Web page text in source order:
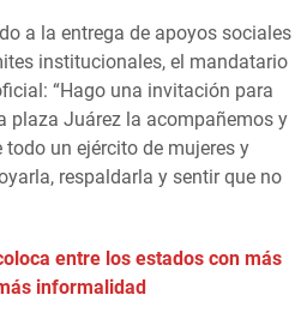
a la entrega de apoyos sociales
institucionales, el mandatario
“Hago una invitación para
plaza Juárez la acompañemos y
un ejército de mujeres y
respaldarla y sentir que no
entre los estados con más
informalidad